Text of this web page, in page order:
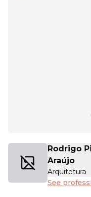
Rodrigo
Araújo
Arquitetura
See